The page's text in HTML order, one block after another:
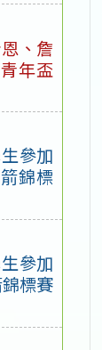
、詹
年盃
參加
錦標
參加
標賽